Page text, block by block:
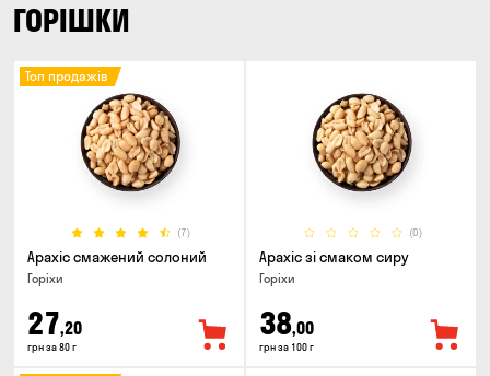
ГОРІШКИ
(7)
Топ продажів
Арахіс смажений солоний
Горіхи
27,20
грн за 80 г
(0)
Арахіс зі смаком сиру
Горіхи
38,00
грн за 100 г